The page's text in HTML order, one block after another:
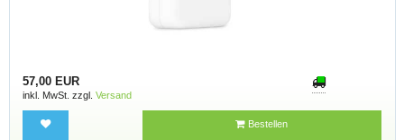
57,00 EUR
inkl. MwSt. zzgl. Versand
Bestellen